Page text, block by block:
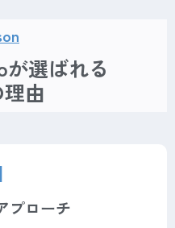
が選ばれる
由
プローチ